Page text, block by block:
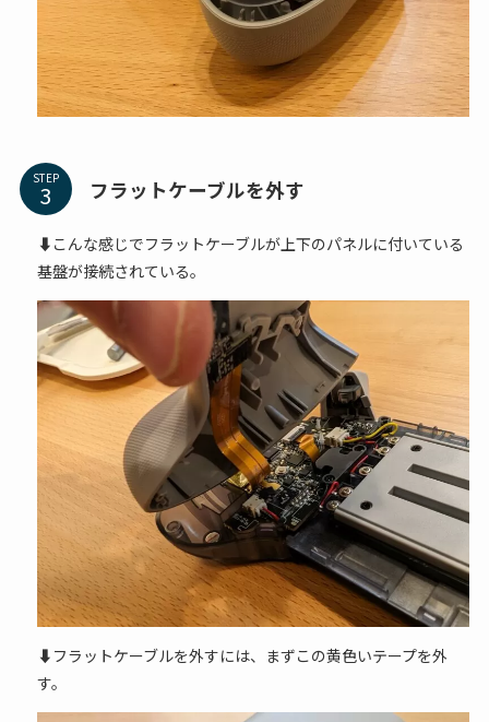
STEP フラットケーブルを外す
⬇こんな感じでフラットケーブルが上下のパネルに付いている
基盤が接続されている。
⬇フラットケーブルを外すには、まずこの黄色いテープを外
す。